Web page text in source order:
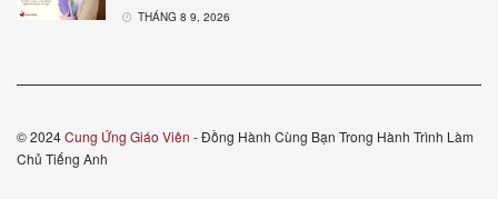
THÁNG 8 9, 2026
© 2024Cung Ứng Giáo Viên - Đồng Hành Cùng Bạn Trong Hành Trình Làm
Chủ Tiếng Anh